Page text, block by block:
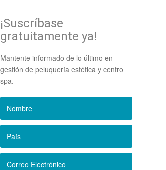
¡Suscríbase
gratuitamente ya!
Mantente informado de lo último en
gestión de peluquería estética y centro
spa.